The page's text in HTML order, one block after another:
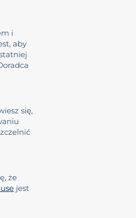
i
aby
się,
że
jest